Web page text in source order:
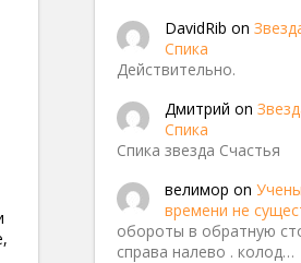
DavidRib on
Спика
Действительно.
Дмитрий on
Спика
Спика звезда Счастья
велимор on
времени не
обороты в обратную
справа налево . колод…